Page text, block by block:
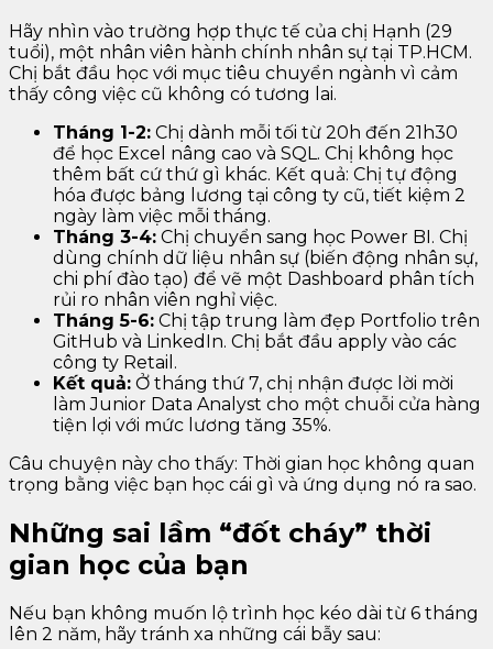
Hãy nhìn vào trường hợp thực tế của chị Hạnh (29
tuổi), một nhân viên hành chính nhân sự tại TP.HCM.
Chị bắt đầu học với mục tiêu chuyển ngành vì cảm
thấy công việc cũ không có tương lai.
Tháng 1-2: Chị dành mỗi tối từ 20h đến 21h30
để học Excel nâng cao và SQL. Chị không học
thêm bất cứ thứ gì khác. Kết quả: Chị tự động
hóa được bảng lương tại công ty cũ, tiết kiệm 2
ngày làm việc mỗi tháng.
Tháng 3-4: Chị chuyển sang học Power BI. Chị
dùng chính dữ liệu nhân sự (biến động nhân sự,
chi phí đào tạo) để vẽ một Dashboard phân tích
rủi ro nhân viên nghỉ việc.
Tháng 5-6: Chị tập trung làm đẹp Portfolio trên
GitHub và LinkedIn. Chị bắt đầu apply vào các
công ty Retail.
Kết quả: Ở tháng thứ 7, chị nhận được lời mời
làm Junior Data Analyst cho một chuỗi cửa hàng
tiện lợi với mức lương tăng 35%.
Câu chuyện này cho thấy: Thời gian học không quan
trọng bằng việc bạn học cái gì và ứng dụng nó ra sao.
Những sai lầm “đốt cháy” thời
gian học của bạn
Nếu bạn không muốn lộ trình học kéo dài từ 6 tháng
lên 2 năm, hãy tránh xa những cái bẫy sau: